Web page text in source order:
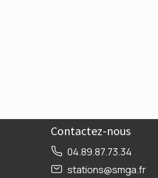
Contactez-nous
04.89.87.73.34
stations@smga.fr